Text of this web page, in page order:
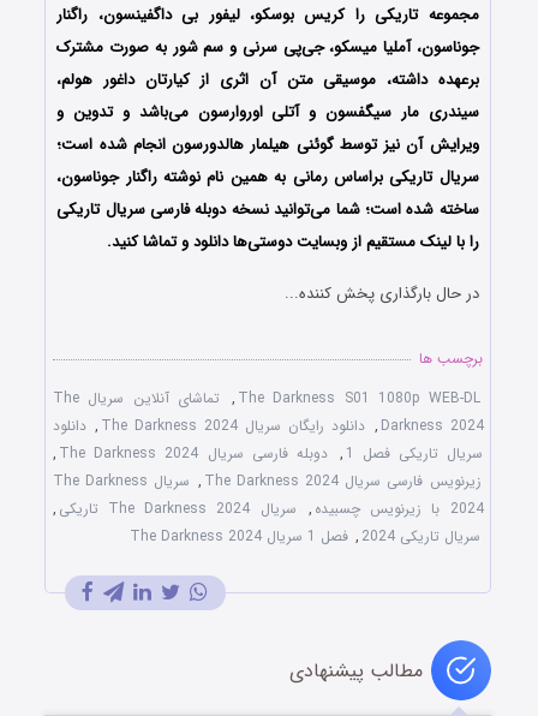
مجموعه تاریکی را کریس بوسکو، لیفور بی داگفینسون، راگنار
جوناسون، آملیا میسکو، جی‌پی سرنی و سم شور به صورت مشترک
برعهده داشته، موسیقی متن آن اثری از کیارتان داغور هولم،
سیندری مار سیگفسون و آتلی اوروارسون می‌باشد و تدوین و
ویرایش آن نیز توسط گوئنی هیلمار هالدورسون انجام شده است؛
سریال تاریکی براساس رمانی به همین نام نوشته راگنار جوناسون،
ساخته شده است؛ شما می‌توانید نسخه دوبله فارسی سریال تاریکی
را با لینک مستقیم از وبسایت دوستی‌ها دانلود و تماشا کنید.
در حال بارگذاری پخش کننده...
برچسب ها
The Darkness S01 1080p WEB-DL
,
تماشای آنلاین سریال The
Darkness 2024
, دانلود رایگان سریال The Darkness 2024 , دانلود
سریال تاریکی فصل 1
, دوبله فارسی سریال The Darkness 2024
,
زیرنویس فارسی سریال The Darkness 2024
,
سریال The Darkness
2024 با زیرنویس چسبیده
, سریال The Darkness 2024 تاریکی
,
سریال تاریکی 2024
, فصل 1 سریال The Darkness 2024
مطالب پیشنهادی